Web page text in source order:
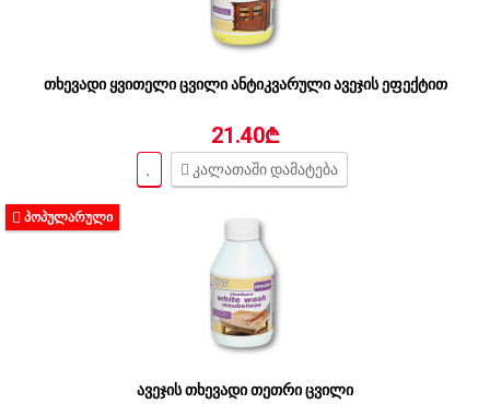
თხევადი ყვითელი ცვილი ანტიკვარული ავეჯის ეფექტით
21.40₾
კალათაში დამატება
ᲞᲝᲞᲣᲚᲐᲠᲣᲚᲘ
ავეჯის თხევადი თეთრი ცვილი